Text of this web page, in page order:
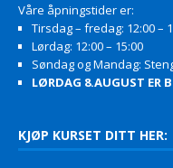
Våre åpningstider er:
Tirsdag – fredag: 12:00 –
Lørdag: 12:00 – 15:00
Søndag og Mandag:
LØRDAG 8.AUGUST ER
KJØP KURSET DITT HER: